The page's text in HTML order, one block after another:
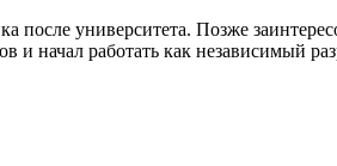
после университета. Позже
и начал работать как независимый